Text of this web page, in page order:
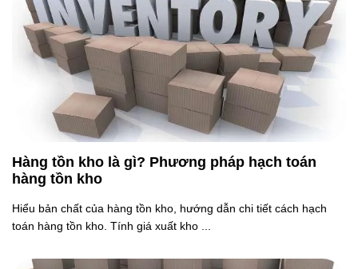
Hàng tồn kho là gì? Phương pháp hạch toán
hàng tồn kho
Hiểu bản chất của hàng tồn kho, hướng dẫn chi tiết cách hạch
toán hàng tồn kho. Tính giá xuất kho ...